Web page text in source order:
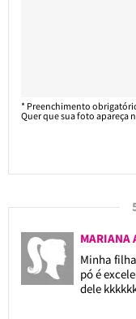
* Preenchimento
Quer que sua foto apareça
MARIANA
Minha
pó é
dele